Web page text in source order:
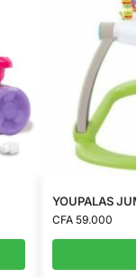
YOUPALAS
CFA59.000